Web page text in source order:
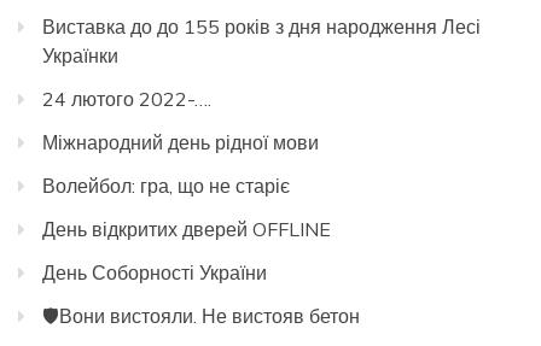
Виставка до до 155 років з дня народження Лесі
Українки
24 лютого 2022-….
Міжнародний день рідної мови
Волейбол: гра, що не старіє
День відкритих дверей OFFLINE
День Соборності України
🛡️Вони вистояли. Не вистояв бетон